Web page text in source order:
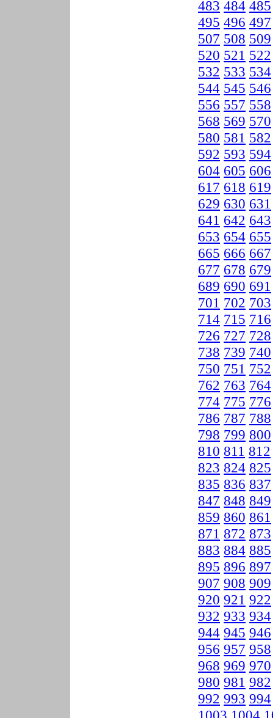
483 484 485
495 496 497
507 508 509
520 521 522
532 533 534
544 545 546
556 557 558
568 569 570
580 581 582
592 593 594
604 605 606
617 618 619
629 630 631
641 642 643
653 654 655
665 666 667
677 678 679
689 690 691
701 702 703
714 715 716
726 727 728
738 739 740
750 751 752
762 763 764
774 775 776
786 787 788
798 799 800
810 811 812
823 824 825
835 836 837
847 848 849
859 860 861
871 872 873
883 884 885
895 896 897
907 908 909
920 921 922
932 933 934
944 945 946
956 957 958
968 969 970
980 981 982
992 993 994